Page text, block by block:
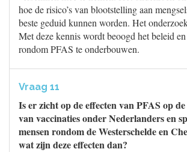
hoe de risico’s van blootstelling aan
beste geduid kunnen worden. Het
Met deze kennis wordt beoogd het beleid
rondom PFAS te onderbouwen.
Vraag 11
Is er zicht op de effecten van PFAS op
van vaccinaties onder Nederlanders en
mensen rondom de Westerschelde en
wat zijn deze effecten dan?